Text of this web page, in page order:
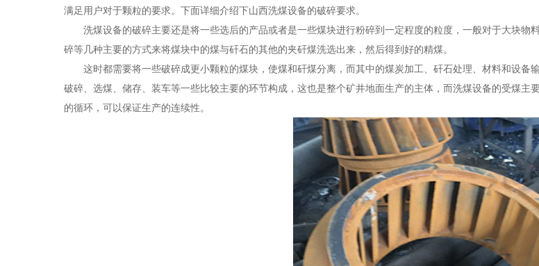
满足用户对于颗粒的要求。下面详细介绍下山西洗煤设备的破碎要求。
洗煤设备的破碎主要还是将一些选后的产品或者是一些煤块进行粉碎到一定程度的粒度，一般对于大块
碎等几种主要的方式来将煤块中的煤与矸石的其他的夹矸煤洗选出来，然后得到好的精煤。
这时都需要将一些破碎成更小颗粒的煤块，使煤和矸煤分离，而其中的煤炭加工、矸石处理、材料和设备
破碎、选煤、储存、装车等一些比较主要的环节构成，这也是整个矿井地面生产的主体，而洗煤设备的受煤
的循环，可以保证生产的连续性。